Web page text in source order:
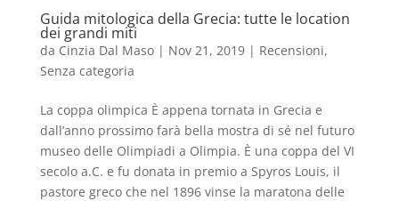
Guida mitologica della Grecia: tutte le location
dei grandi miti
da Cinzia Dal Maso| Nov 21, 2019| Recensioni,
Senza categoria
La coppa olimpica È appena tornata in Grecia e
dall’anno prossimo farà bella mostra di sé nel futuro
museo delle Olimpiadi a Olimpia. È una coppa del VI
secolo a.C. e fu donata in premio a Spyros Louis, il
pastore greco che nel 1896 vinse la maratona delle